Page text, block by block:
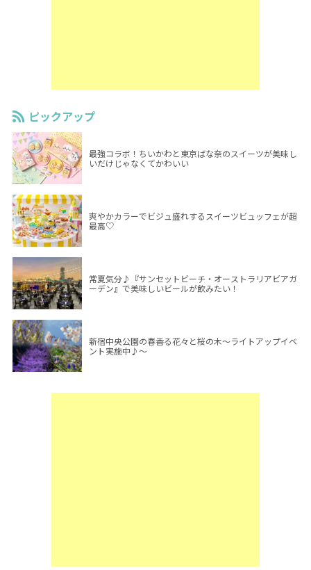
ピックアップ
最強コラボ！ちいかわと東京ばな奈のスイーツが美味し
いだけじゃなくてかわいい
爽やかカラーでビジュ盛れするスイーツビュッフェが超
最高♡
常夏気分♪『サンセットビーチ・オーストラリアビアガ
ーデン』で美味しいビールが飲みたい！
新宿中央公園の春香る花々と桜の木～ライトアップイベ
ント実施中♪～